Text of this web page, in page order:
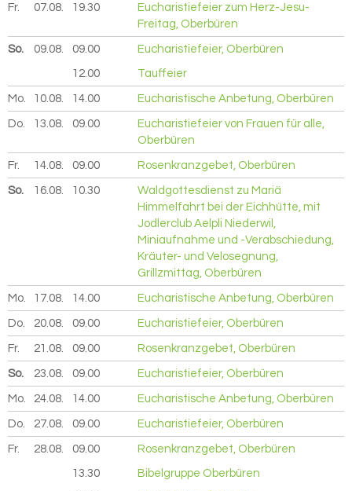
Fr. 07.08. 2026
19.30
Eucharistiefeier zum Herz-Jesu-
Freitag, Oberbüren
So. 09.08. 2026
09.00 Eucharistiefeier, Oberbüren
12.00 Tauffeier
Mo. 10.08. 2026
14.00 Eucharistische Anbetung, Oberbüren
Do. 13.08. 2026
09.00
Eucharistiefeier von Frauen für alle,
Oberbüren
Fr. 14.08. 2026
09.00 Rosenkranzgebet, Oberbüren
So. 16.08. 2026
10.30
Waldgottesdienst zu Mariä
Himmelfahrt bei der Eichhütte, mit
Jodlerclub Aelpli Niederwil,
Miniaufnahme und -Verabschiedung,
Kräuter- und Velosegnung,
Grillzmittag, Oberbüren
Mo. 17.08. 2026
14.00 Eucharistische Anbetung, Oberbüren
Do. 20.08. 2026
09.00 Eucharistiefeier, Oberbüren
Fr. 21.08. 2026
09.00 Rosenkranzgebet, Oberbüren
So. 23.08. 2026
09.00 Eucharistiefeier, Oberbüren
Mo. 24.08. 2026
14.00 Eucharistische Anbetung, Oberbüren
Do. 27.08. 2026
09.00 Eucharistiefeier, Oberbüren
Fr. 28.08. 2026
09.00 Rosenkranzgebet, Oberbüren
13.30 Bibelgruppe Oberbüren